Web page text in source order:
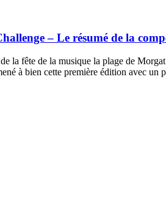
– Le résumé de la
la fête de la musique la plage de
à bien cette première édition avec un